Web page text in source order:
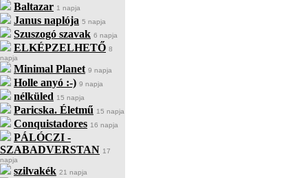
Baltazar 1 napja
Janus naplója 5 napja
Szuszogó szavak 6 napja
ELKÉPZELHETŐ 8
napja
Minimal Planet 9 napja
Holle anyó :-) 9 napja
nélküled 15 napja
Paricska. Életmű 15 napja
Conquistadores 16 napja
PÁLÓCZI -
SZABADVERSTAN 17
napja
szilvakék 21 napja